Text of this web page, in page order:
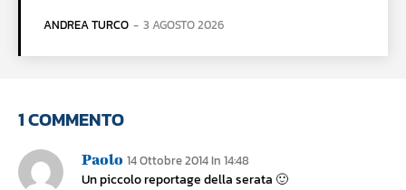
ANDREA TURCO - 3 AGOSTO 2026
1 COMMENTO
Paolo 14 Ottobre 2014 In 14:48
Un piccolo reportage della serata 🙂